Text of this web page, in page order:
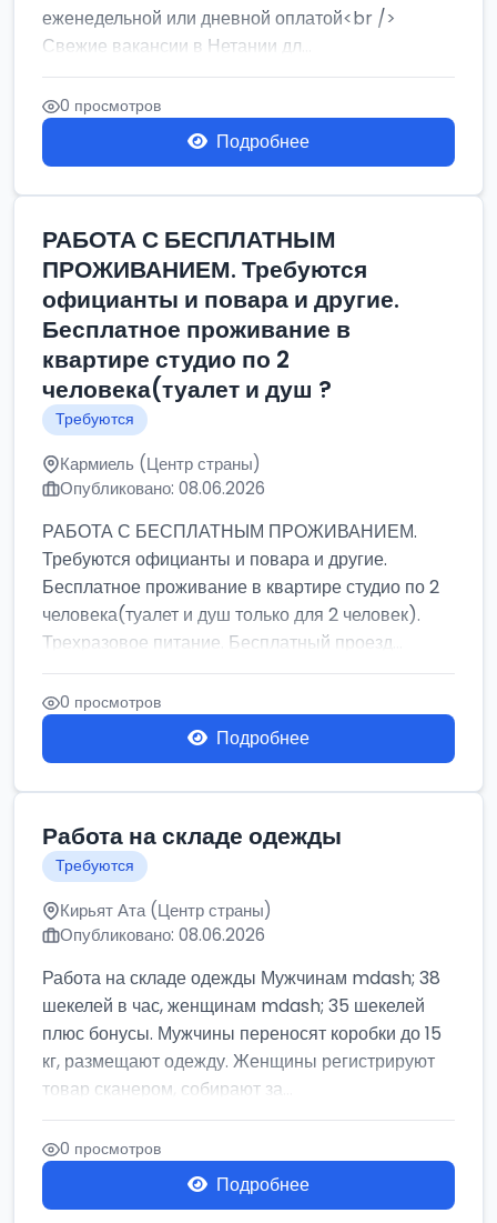
еженедельной или дневной оплатой<br />
Свежие вакансии в Нетании дл...
0 просмотров
Подробнее
РАБОТА С БЕСПЛАТНЫМ
ПРОЖИВАНИЕМ. Требуются
официанты и повара и другие.
Бесплатное проживание в
квартире студио по 2
человека(туалет и душ ?
Требуются
Кармиель (Центр страны)
Опубликовано: 08.06.2026
РАБОТА С БЕСПЛАТНЫМ ПРОЖИВАНИЕМ.
Требуются официанты и повара и другие.
Бесплатное проживание в квартире студио по 2
человека(туалет и душ только для 2 человек).
Трехразовое питание. Бесплатный проезд...
0 просмотров
Подробнее
Работа на складе одежды
Требуются
Кирьят Ата (Центр страны)
Опубликовано: 08.06.2026
Работа на складе одежды Мужчинам mdash; 38
шекелей в час, женщинам mdash; 35 шекелей
плюс бонусы. Мужчины переносят коробки до 15
кг, размещают одежду. Женщины регистрируют
товар сканером, собирают за...
0 просмотров
Подробнее